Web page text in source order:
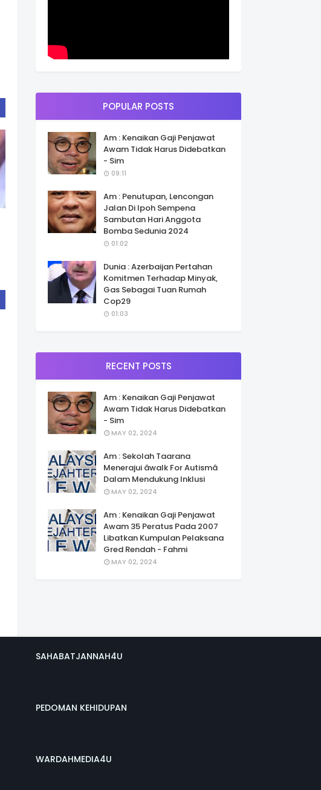
POPULAR POSTS
Am : Kenaikan Gaji Penjawat
Awam Tidak Harus Didebatkan
- Sim
09:11
Am : Penutupan, Lencongan
Jalan Di Ipoh Sempena
Sambutan Hari Anggota
Bomba Sedunia 2024
01:02
Dunia : Azerbaijan Pertahan
Komitmen Terhadap Minyak,
Gas Sebagai Tuan Rumah
Cop29
01:03
RECENT POSTS
Am : Kenaikan Gaji Penjawat
Awam Tidak Harus Didebatkan
- Sim
MAY 02, 2024
Am : Sekolah Taarana
Menerajui âwalk For Autismâ
Dalam Mendukung Inklusi
MAY 02, 2024
Am : Kenaikan Gaji Penjawat
Awam 35 Peratus Pada 2007
Libatkan Kumpulan Pelaksana
Gred Rendah - Fahmi
MAY 02, 2024
SAHABATJANNAH4U
PEDOMAN KEHIDUPAN
WARDAHMEDIA4U